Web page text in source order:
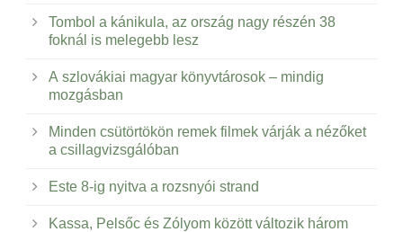
Tombol a kánikula, az ország nagy részén 38
foknál is melegebb lesz
A szlovákiai magyar könyvtárosok – mindig
mozgásban
Minden csütörtökön remek filmek várják a nézőket
a csillagvizsgálóban
Este 8-ig nyitva a rozsnyói strand
Kassa, Pelsőc és Zólyom között változik három